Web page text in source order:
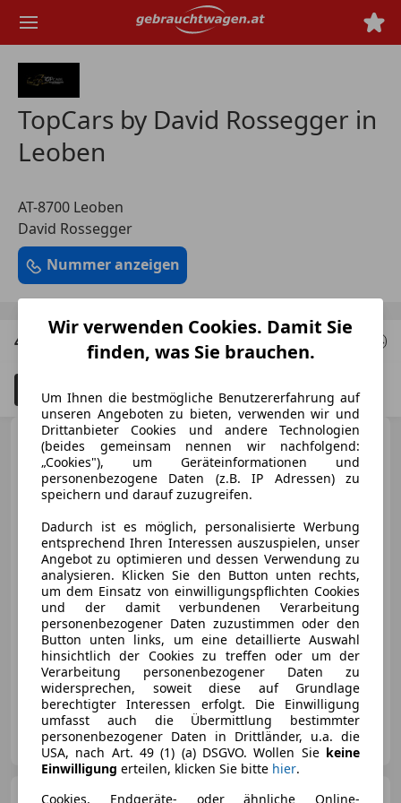
Hauptinhalt
TopCars by David Rossegger in
Leoben
AT-8700 Leoben
David Rossegger
Nummer anzeigen
4 Angebote für deine Suche
Filter Unfallfahrzeuge anzeigen
Nissan MicraN-Way
€ 11 499
12/2020 63 025 km Benzin
74 kW (101 PS)
TopCars by David Rossegger
AT-8700 Leoben
Audi A63.0 TDI clean diesel
Wir verwenden Cookies. Damit Sie
finden, was Sie brauchen.
Um Ihnen die bestmögliche Benutzererfahrung auf
unseren Angeboten zu bieten, verwenden wir und
Drittanbieter Cookies und andere Technologien
(beides gemeinsam nennen wir nachfolgend:
„Cookies"), um Geräteinformationen und
personenbezogene Daten (z.B. IP Adressen) zu
speichern und darauf zuzugreifen.
Dadurch ist es möglich, personalisierte Werbung
entsprechend Ihren Interessen auszuspielen, unser
Angebot zu optimieren und dessen Verwendung zu
analysieren. Klicken Sie den Button unten rechts,
um dem Einsatz von einwilligungspflichten Cookies
und der damit verbundenen Verarbeitung
personenbezogener Daten zuzustimmen oder den
Button unten links, um eine detaillierte Auswahl
hinsichtlich der Cookies zu treffen oder um der
Verarbeitung personenbezogener Daten zu
widersprechen, soweit diese auf Grundlage
berechtigter Interessen erfolgt. Die Einwilligung
umfasst auch die Übermittlung bestimmter
personenbezogener Daten in Drittländer, u.a. die
USA, nach Art. 49 (1) (a) DSGVO. Wollen Sie keine
Einwilligung erteilen, klicken Sie bitte hier.
Cookies, Endgeräte- oder ähnliche Online-